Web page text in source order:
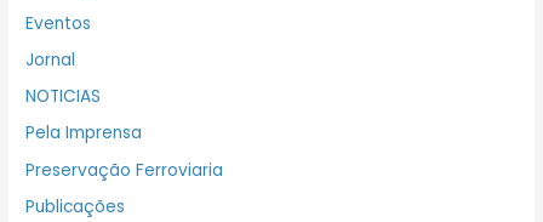
Eventos
Jornal
NOTICIAS
Pela Imprensa
Preservação Ferroviaria
Publicações